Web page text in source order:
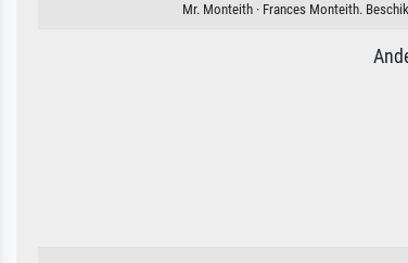
Mr. Monteith · Frances Monteith.